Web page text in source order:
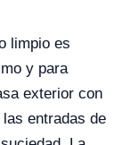
limpio es
y para
exterior con
entradas de